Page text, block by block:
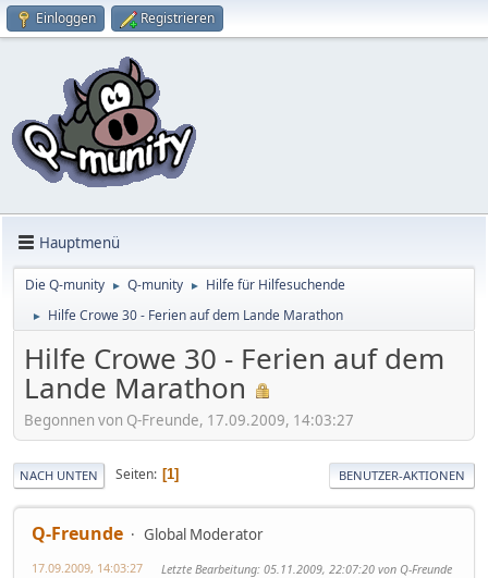
Einloggen Registrieren
Hauptmenü
Die Q-munity ► Q-munity ► Hilfe für Hilfesuchende
► Hilfe Crowe 30 - Ferien auf dem Lande Marathon
Hilfe Crowe 30 - Ferien auf dem
Lande Marathon
Begonnen von Q-Freunde, 17.09.2009, 14:03:27
NACH UNTEN Seiten 1 BENUTZER-AKTIONEN
Q-Freunde Global Moderator
17.09.2009, 14:03:27 Letzte Bearbeitung: 05.11.2009, 22:07:20 von Q-Freunde